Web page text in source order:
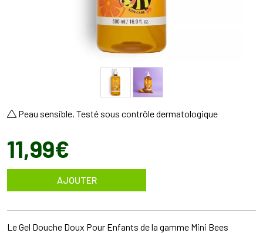
Peau sensible, Testé sous contrôle dermatologique
11,99€
AJOUTER
Le Gel Douche Doux Pour Enfants de la gamme Mini Bees